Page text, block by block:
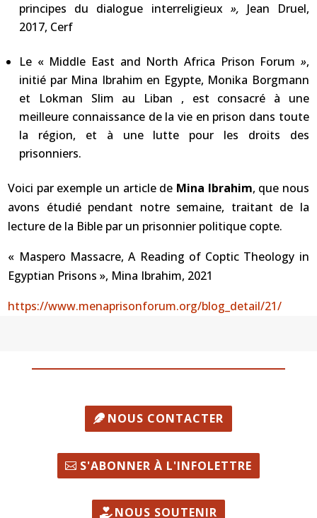
principes du dialogue interreligieux », Jean Druel,
2017, Cerf
Le « Middle East and North Africa Prison Forum »,
initié par Mina Ibrahim en Egypte, Monika Borgmann
et Lokman Slim au Liban , est consacré à une
meilleure connaissance de la vie en prison dans toute
la région, et à une lutte pour les droits des
prisonniers.
Voici par exemple un article de Mina Ibrahim, que nous
avons étudié pendant notre semaine, traitant de la
lecture de la Bible par un prisonnier politique copte.
« Maspero Massacre, A Reading of Coptic Theology in
Egyptian Prisons », Mina Ibrahim, 2021
https://www.menaprisonforum.org/blog_detail/21/
NOUS CONTACTER
S'ABONNER À L'INFOLETTRE
NOUS SOUTENIR